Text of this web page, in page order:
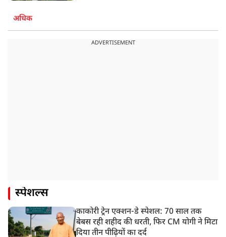
अधिक
ADVERTISEMENT
स्पेशल्स
काकोरी ट्रेन एक्शन-डे स्पेशल: 70 साल तक
बेबस रही शहीद की धरती, फिर CM योगी ने मिटा
दिया तीन पीढ़ियों का दर्द